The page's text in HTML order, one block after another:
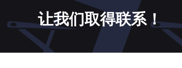
让我们取得联系！